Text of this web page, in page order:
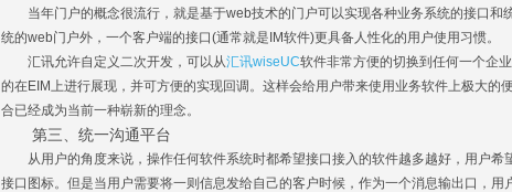
当年门户的概念很流行，就是基于web技术的门户可以实现各种业务系统的接口和
统的web门户外，一个客户端的接口(通常就是IM软件)更具备人性化的用户使用习惯。
汇讯允许自定义二次开发，可以从汇讯wiseUC软件非常方便的切换到任何一个企
的在EIM上进行展现，并可方便的实现回调。这样会给用户带来使用业务软件上极大的
合已经成为当前一种崭新的理念。
第三、统一沟通平台
从用户的角度来说，操作任何软件系统时都希望接口接入的软件越多越好，用户希
接口图标。但是当用户需要将一则信息发给自己的客户时候，作为一个消息输出口，用